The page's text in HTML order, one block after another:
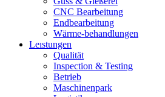
CNC Bearbeitung
Endbearbeitung
Wärme-behandlungen
Leıstungen
Qualität
Inspection & Testing
Betrieb
Maschinenpark